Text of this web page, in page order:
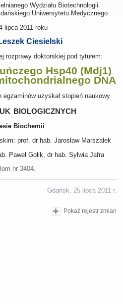
Wydziału Biotechnologii
Uniwersytetu Medycznego
lipca 2011 roku
Ciesielski
rozprawy doktorskiej pod tytułem:
Hsp40 (Mdj1)
DNA
egzaminów uzyskał stopień naukowy
biologicznych
Biochemii
prof. dr hab. Jarosław Marszałek
Paweł Golik, dr hab. Sylwia Jafra
nr 3404.
Gdańsk, 25 lipca 2011 r.
Pokaż rejestr zmian